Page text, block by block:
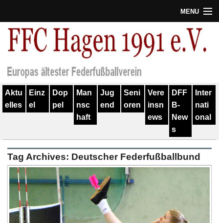
MENU
Termine
Verein
Geschichte
Training
Spieler
Kontakt
Links
Aktu
elles
Einz
el
Dop
pel
Man
nsc
haft
Jug
end
Seni
oren
Vere
insn
ews
DFF
B-
New
s
Inter
nati
onal
Tag Archives: Deutscher Federfußballbund